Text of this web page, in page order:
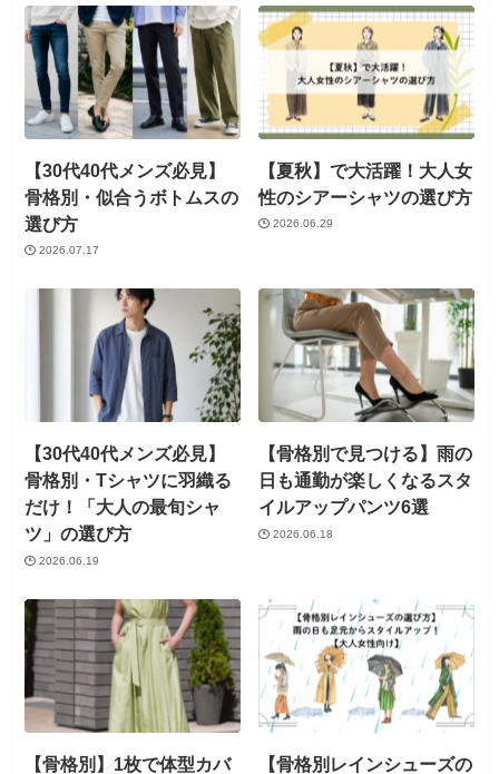
【30代40代メンズ必見】
骨格別・似合うボトムスの
選び方
2026.07.17
【夏秋】で大活躍！大人女
性のシアーシャツの選び方
2026.06.29
【30代40代メンズ必見】
骨格別・Tシャツに羽織る
だけ！「大人の最旬シャ
ツ」の選び方
2026.06.19
【骨格別で見つける】雨の
日も通勤が楽しくなるスタ
イルアップパンツ6選
2026.06.18
【骨格別】1枚で体型カバ 【骨格別レインシューズの